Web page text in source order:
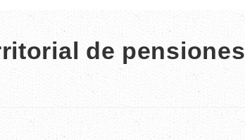
de pensiones